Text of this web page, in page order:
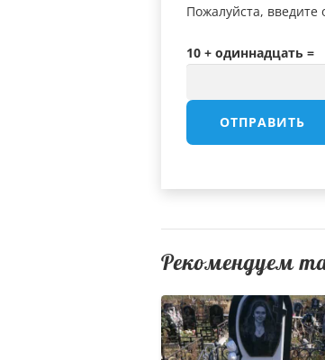
Пожалуйста, введите
10 + одиннадцать =
Рекомендуем